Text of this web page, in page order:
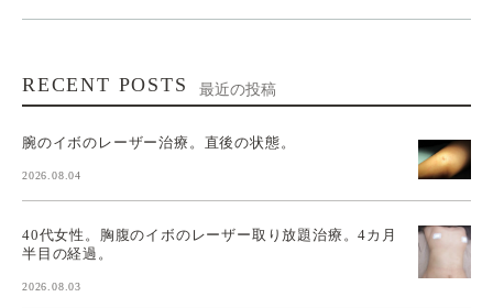
RECENT POSTS 最近の投稿
腕のイボのレーザー治療。直後の状態。
2026.08.04
40代女性。胸腹のイボのレーザー取り放題治療。4カ月
半目の経過。
2026.08.03